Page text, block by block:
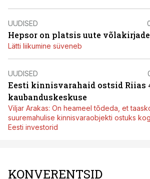
UUDISED
Hepsor on platsis uute
Lätti liikumine süveneb
UUDISED
Eesti kinnisvarahaid ostsid Riias
kaubanduskeskuse
Viljar Arakas: On heameel tõdeda, et
suuremahulise kinnisvaraobjekti ostuks
Eesti investorid
KONVERENTSID